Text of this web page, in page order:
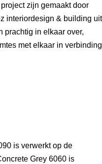
zijn gemaakt door
interiordesign & building uit
prachtig in elkaar over,
met elkaar in verbinding
is verwerkt op de
Grey 6060 is